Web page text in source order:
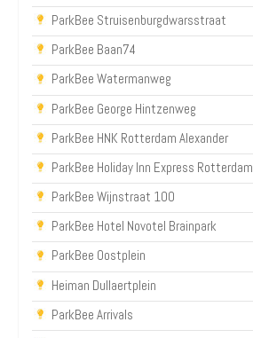
ParkBee Struisenburgdwarsstraat
ParkBee Baan74
ParkBee Watermanweg
ParkBee George Hintzenweg
ParkBee HNK Rotterdam Alexander
ParkBee Holiday Inn Express Rotterdam
ParkBee Wijnstraat 100
ParkBee Hotel Novotel Brainpark
ParkBee Oostplein
Heiman Dullaertplein
ParkBee Arrivals